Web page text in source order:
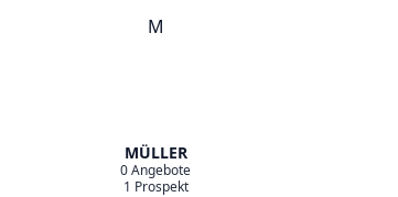
M
MÜLLER
0 Angebote
1 Prospekt